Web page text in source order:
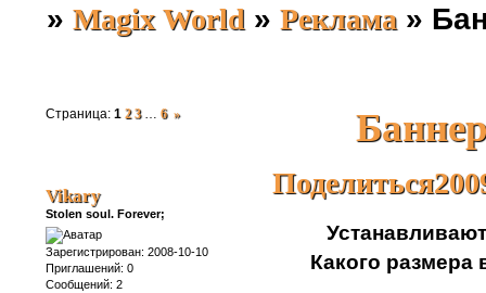
»Magix World »Реклама »
Страница:1 2 3 … 6 »
Поделиться
Vikary
Stolen soul. Forever;
Зарегистрирован: 2008-10-10
Приглашений: 0
Сообщений: 2
Какого размера